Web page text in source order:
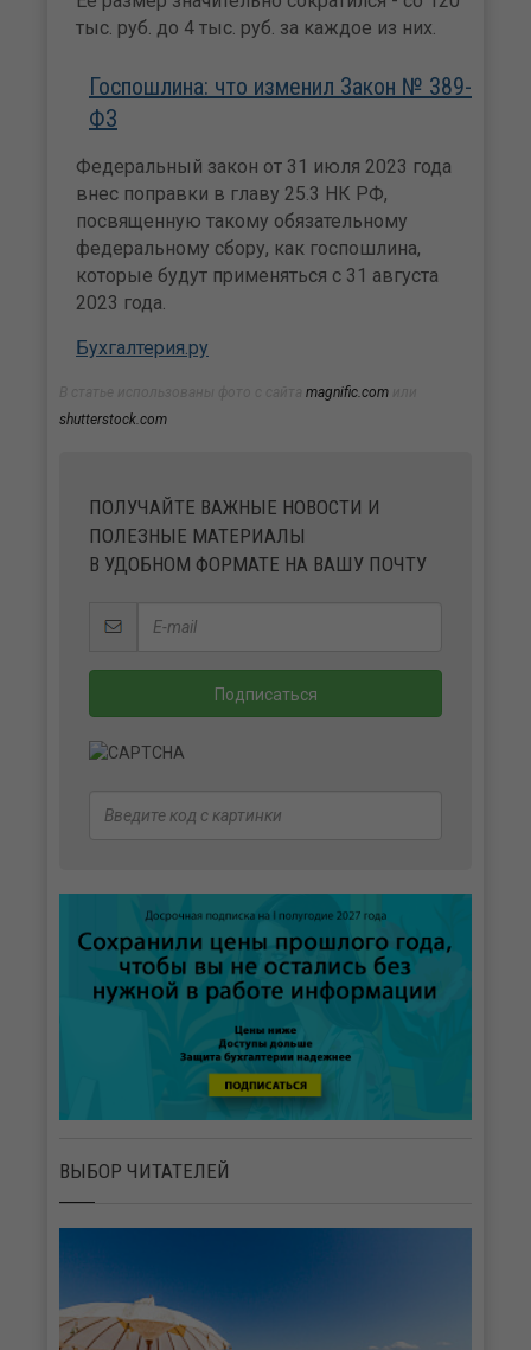
тыс. руб. до 4 тыс. руб. за каждое из них.
Госпошлина: что изменил Закон № 389-
ФЗ
Федеральный закон от 31 июля 2023 года
внес поправки в главу 25.3 НК РФ,
посвященную такому обязательному
федеральному сбору, как госпошлина,
которые будут применяться с 31 августа
2023 года.
Бухгалтерия.ру
magnific.com
shutterstock.com
ПОЛУЧАЙТЕ ВАЖНЫЕ НОВОСТИ И
ПОЛЕЗНЫЕ МАТЕРИАЛЫ
В УДОБНОМ ФОРМАТЕ НА ВАШУ ПОЧТУ
ВЫБОР ЧИТАТЕЛЕЙ